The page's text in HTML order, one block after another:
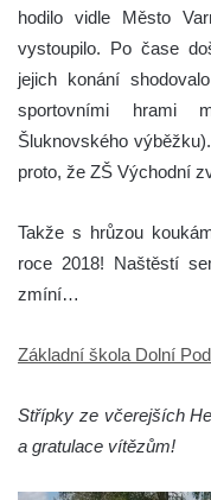
hodilo vidle Město
vystoupilo. Po čase
jejich konání
sportovními hrami
Šluknovského
proto, že ZŠ Východní
Takže s hrůzou
roce 2018! Naštěstí
zmíní…
Základní škola Dolní
Střípky ze včerejších
a gratulace vítězům!